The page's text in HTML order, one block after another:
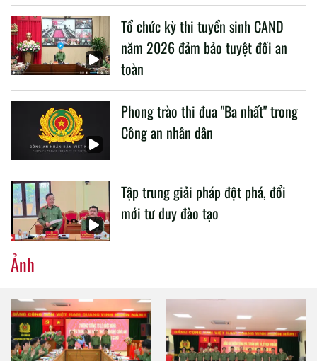
liên quan đến công tác giáo dục và đào tạo của lực lượng
CAND.
Tổ chức kỳ thi tuyển sinh CAND
năm 2026 đảm bảo tuyệt đối an
toàn
Phong trào thi đua "Ba nhất" trong
Công an nhân dân
Tập trung giải pháp đột phá, đổi
mới tư duy đào tạo
Ảnh